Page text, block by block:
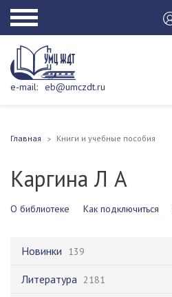
e-mail: eb@umczdt.ru
Главная Книги и учебные пособия
Каргина Л А
О библиотеке Как подключиться
Новинки 139
Литература 2181